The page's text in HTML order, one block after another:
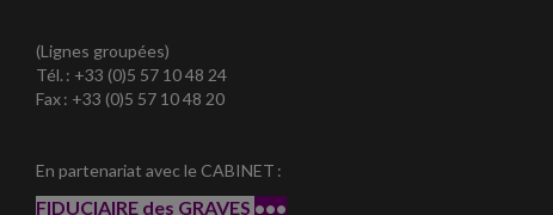
(Lignes groupées)
Tél. : +33 (0)5 57 10 48 24
Fax : +33 (0)5 57 10 48 20
En partenariat avec le CABINET :
FIDUCIAIRE des GRAVES •••